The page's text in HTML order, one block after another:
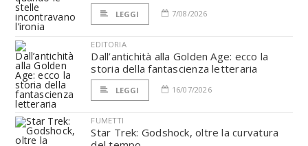
LEGGI 7/08/2026
EDITORIA
Dall’antichità alla Golden Age: ecco la
storia della fantascienza letteraria
LEGGI 16/07/2026
FUMETTI
Star Trek: Godshock, oltre la curvatura